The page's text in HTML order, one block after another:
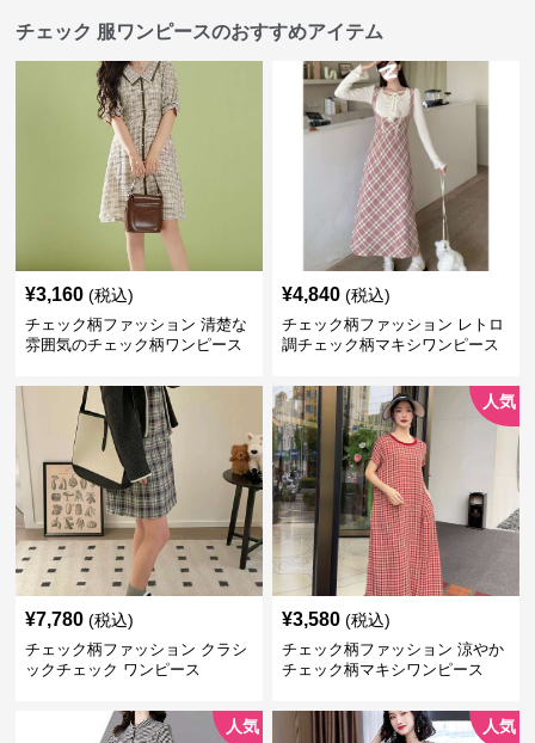
チェック 服ワンピースのおすすめアイテム
¥3,160 (税込)
チェック柄ファッション 清楚な
雰囲気のチェック柄ワンピース
¥4,840 (税込)
チェック柄ファッション レトロ
調チェック柄マキシワンピース
¥7,780 (税込)
チェック柄ファッション クラシ
ックチェック ワンピース
人気
¥3,580 (税込)
チェック柄ファッション 涼やか
チェック柄マキシワンピース
人気 人気